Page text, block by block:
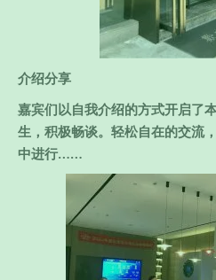
介绍分享
嘉宾们以自我介绍的方式开启了
生，积极畅谈。轻松自在的交流
中进行……